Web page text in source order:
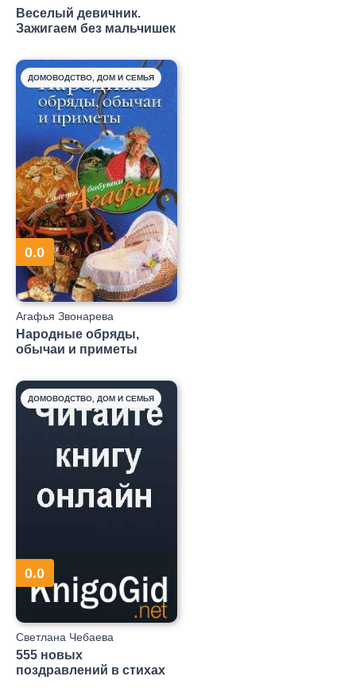
Веселый девичник.
Зажигаем без мальчишек
ДОМОВОДСТВО, ДОМ И СЕМЬЯ
0.0
Агафья Звонарева
Народные обряды,
обычаи и приметы
ДОМОВОДСТВО, ДОМ И СЕМЬЯ
0.0
Светлана Чебаева
555 новых
поздравлений в стихах